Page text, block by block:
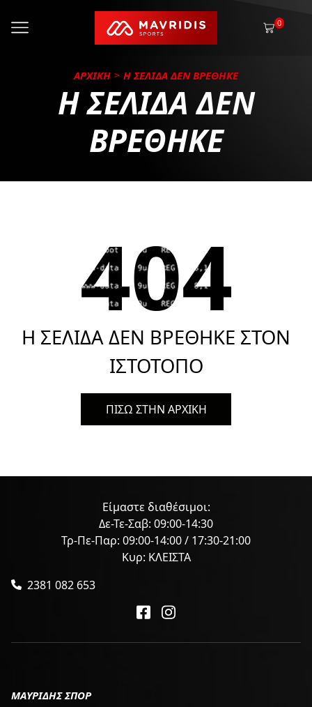
0
ΑΡΧΙΚΗ Η ΣΕΛΙΔΑ ΔΕΝ ΒΡΕΘΗΚΕ
Η ΣΕΛΙΔΑ ΔΕΝ
ΒΡΕΘΗΚΕ
404
Η ΣΕΛΙΔΑ ΔΕΝ ΒΡΕΘΗΚΕ ΣΤΟΝ
ΙΣΤΟΤΟΠΟ
ΠΙΣΩ ΣΤΗΝ ΑΡΧΙΚΗ
Είμαστε διαθέσιμοι:
Δε-Τε-Σαβ: 09:00-14:30
Τρ-Πε-Παρ: 09:00-14:00 / 17:30-21:00
Κυρ: ΚΛΕΙΣΤΑ
2381 082 653
ΜΑΥΡΙΔΗΣ ΣΠΟΡ